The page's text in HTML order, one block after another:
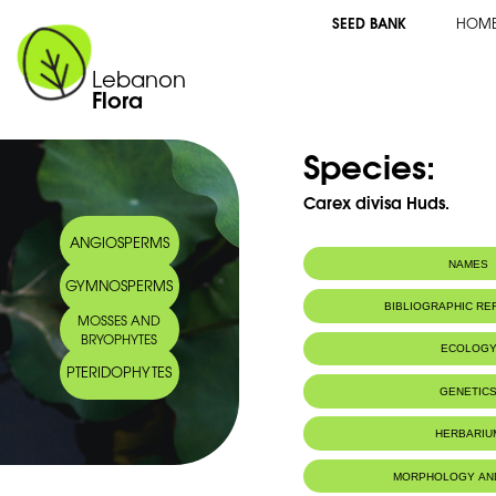
Lebanon
Flora
SEED BANK
ANGIOSPERMS
GYMNOSPERMS
MOSSES AND
BRYOPHYTES
PTERIDOPHYTES
Species:
Carex divisa Huds.
NAMES
Arabic name: سعادى
BIBLIOGRAPHIC
ECOLOGY
Lieux
l'hiver.px0
MORPHOLOGY